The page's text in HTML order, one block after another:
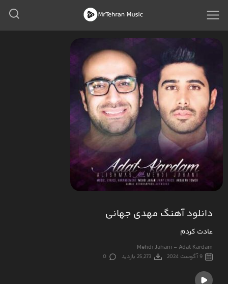
دانلود آهنگ مهدی جهانی
عادت کردم
Mehdi Jahani - Adat Kardam
9 آگوست 2024 25,273 بازدید 0